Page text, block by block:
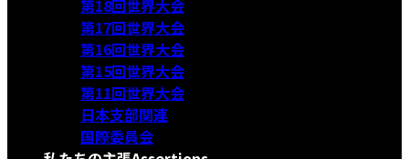
第18回世界大会
第17回世界大会
第16回世界大会
第15回世界大会
第11回世界大会
日本支部関連
国際委員会